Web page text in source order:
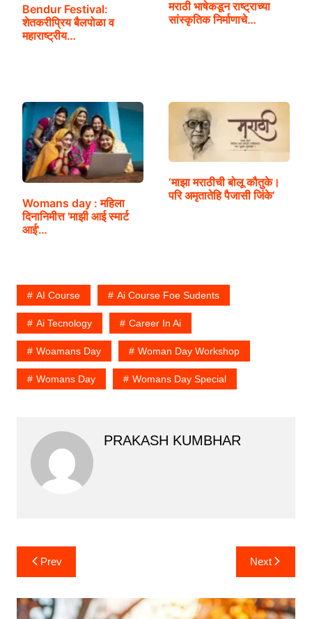
Bendur Festival:
शेतकरीप्रिय बैलपोळा व
महाराष्ट्रीय…
मराठी भाषेकडून राष्ट्राच्या
सांस्कृतिक निर्माणाचे…
Womans day : महिला
दिनानिमीत्त 'माझी आई स्मार्ट
आई'…
‘माझा मराठीची बोलू कौतुके।
परि अमृतातेहि पैजासी जिंके’
AI Course Ai Course Foe Sudents
Ai Tecnology Career In Ai
Woamans Day Woman Day Workshop
Womans Day Womans Day Special
PRAKASH KUMBHAR
Post
navigation
Prev Next